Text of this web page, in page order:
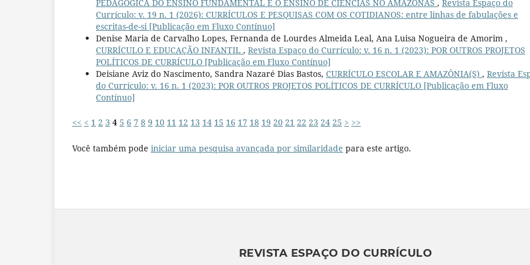
PEDAGÓGICA DO ENSINO FUNDAMENTAL E O ENSINO DE CIÊNCIAS NO AMAZONAS , Revista Espaço do
Currículo: v. 19 n. 1 (2026): CURRÍCULOS E PESQUISAS COM OS COTIDIANOS: entre linhas de fabulações e
escritas-de-si [Publicação em Fluxo Contínuo]
Denise Maria de Carvalho Lopes, Fernanda de Lourdes Almeida Leal, Ana Luisa Nogueira de Amorim ,
CURRÍCULO E EDUCAÇÃO INFANTIL , Revista Espaço do Currículo: v. 16 n. 1 (2023): POR OUTROS PROJETOS
POLÍTICOS DE CURRÍCULO [Publicação em Fluxo Contínuo]
Deisiane Aviz do Nascimento, Sandra Nazaré Dias Bastos, CURRÍCULO ESCOLAR E AMAZÔNIA(S) , Revista
do Currículo: v. 16 n. 1 (2023): POR OUTROS PROJETOS POLÍTICOS DE CURRÍCULO [Publicação em Fluxo
Contínuo]
<< < 1 2 3 4 5 6 7 8 9 10 11 12 13 14 15 16 17 18 19 20 21 22 23 24 25 > >>
Você também pode iniciar uma pesquisa avançada por similaridade para este artigo.
REVISTA ESPAÇO DO CURRÍCULO